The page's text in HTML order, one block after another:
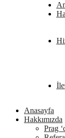
Anasayfa
Hakkımızda
Prag